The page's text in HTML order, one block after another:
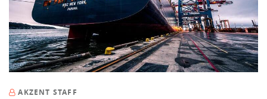
AKZENT STAFF